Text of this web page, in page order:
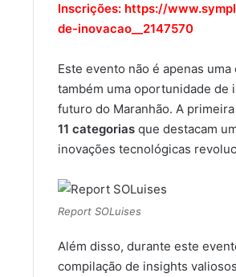
Inscrições: https://
de-inovacao__2147570
Este evento não é apenas
também uma oportunidade de
futuro do Maranhão. A
11 categorias que destacam
inovações tecnológicas
Report SOLuises
Além disso, durante este
compilação de insights